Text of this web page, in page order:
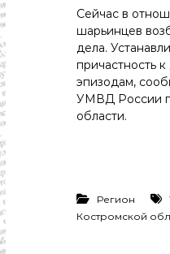
Сейчас в
шарьинцев
дела.
причастность
эпизодам,
УМВД России
области.
Регион
Костромской